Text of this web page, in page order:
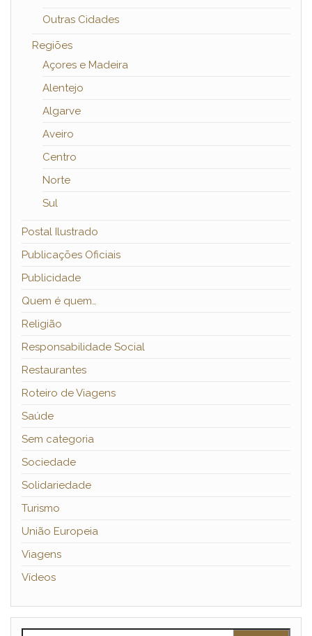
Outras Cidades
Regiões
Açores e Madeira
Alentejo
Algarve
Aveiro
Centro
Norte
Sul
Postal Ilustrado
Publicações Oficiais
Publicidade
Quem é quem…
Religião
Responsabilidade Social
Restaurantes
Roteiro de Viagens
Saúde
Sem categoria
Sociedade
Solidariedade
Turismo
União Europeia
Viagens
Vídeos